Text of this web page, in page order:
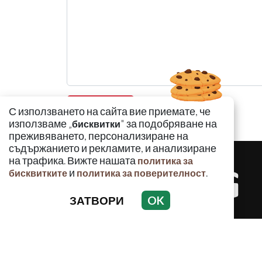
С използването на сайта вие приемате, че
използваме „бисквитки" за подобряване на
преживяването, персонализиране на
съдържанието и рекламите, и анализиране
на трафика. Вижте нашата политика за
бисквитките и политика за поверителност.
ЗАТВОРИ OK